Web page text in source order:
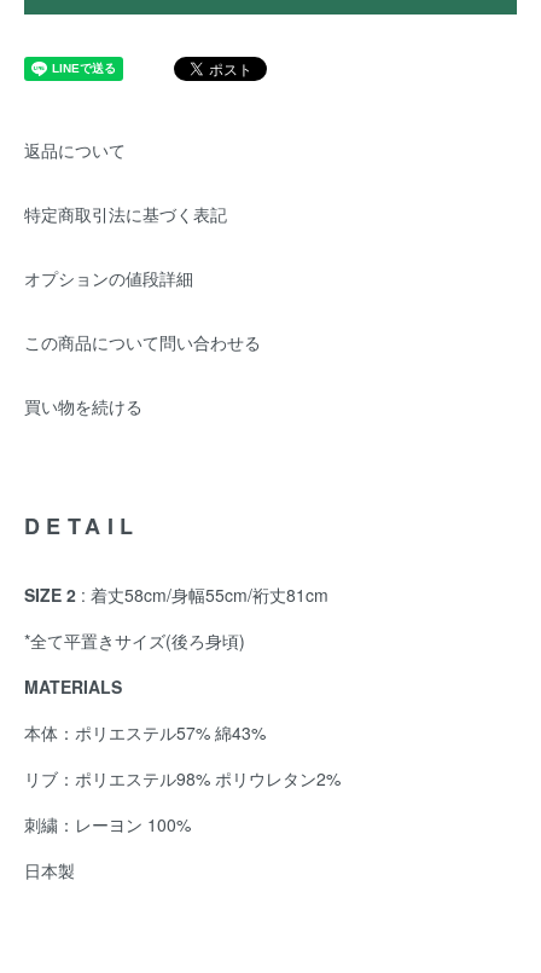
返品について
特定商取引法に基づく表記
オプションの値段詳細
この商品について問い合わせる
買い物を続ける
DETAIL
SIZE 2 : 着丈58cm/身幅55cm/裄丈81cm
*全て平置きサイズ(後ろ身頃)
MATERIALS
本体：ポリエステル57% 綿43%
リブ：ポリエステル98% ポリウレタン2%
刺繍：レーヨン 100%
日本製